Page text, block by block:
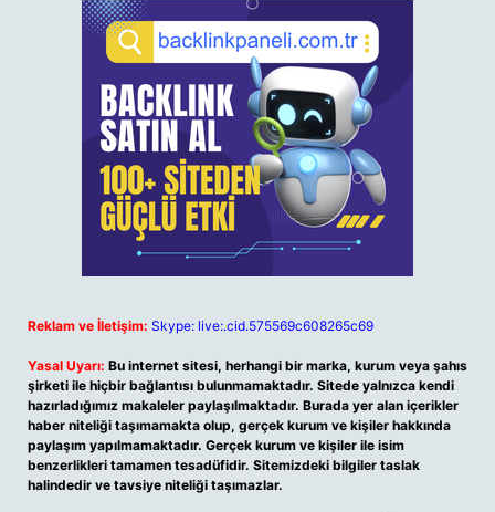
Reklam ve İletişim: Skype: live:.cid.575569c608265c69
Yasal Uyarı: Bu internet sitesi, herhangi bir marka, kurum veya şahıs
şirketi ile hiçbir bağlantısı bulunmamaktadır. Sitede yalnızca kendi
hazırladığımız makaleler paylaşılmaktadır. Burada yer alan içerikler
haber niteliği taşımamakta olup, gerçek kurum ve kişiler hakkında
paylaşım yapılmamaktadır. Gerçek kurum ve kişiler ile isim
benzerlikleri tamamen tesadüfidir. Sitemizdeki bilgiler taslak
halindedir ve tavsiye niteliği taşımazlar.